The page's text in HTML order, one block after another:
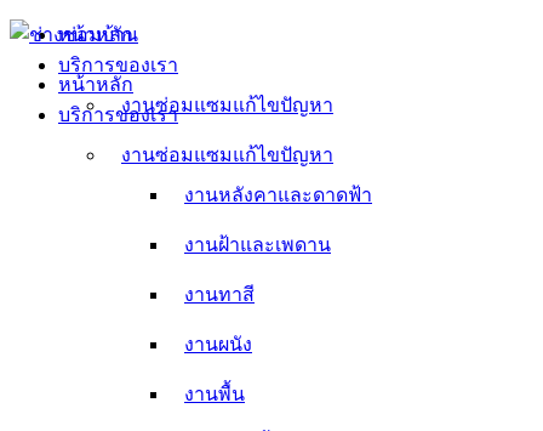
Skip
content
หน้าหลัก
บริการของเรา
งานซ่อมแซมแก้ไขปัญหา
งานหลังคาและดาดฟ้า
งานฝ้าและเพดาน
งานทาสี
งานผนัง
งานพื้น
หน้าหลัก
บริการของเรา
งานซ่อมแซมแก้ไขปัญหา
งานหลังคาและดาดฟ้า
งานฝ้าและเพดาน
งานทาสี
งานผนัง
งานพื้น
งานกระเบื้อง